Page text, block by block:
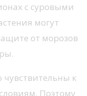
с суровыми
могут
от морозов
к
Поэтому